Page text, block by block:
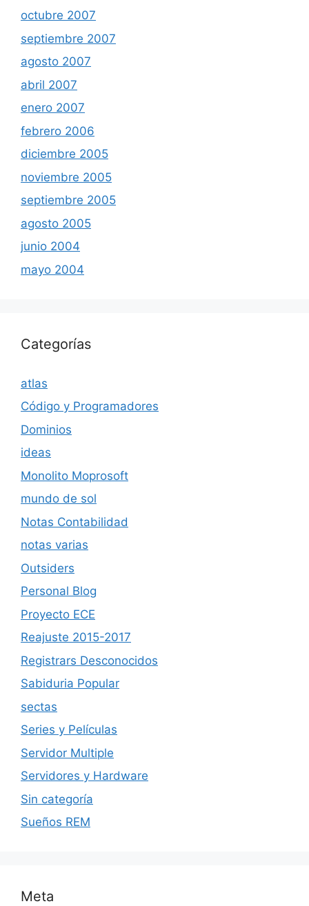
octubre 2007
septiembre 2007
agosto 2007
abril 2007
enero 2007
febrero 2006
diciembre 2005
noviembre 2005
septiembre 2005
agosto 2005
junio 2004
mayo 2004
Categorías
atlas
Código y Programadores
Dominios
ideas
Monolito Moprosoft
mundo de sol
Notas Contabilidad
notas varias
Outsiders
Personal Blog
Proyecto ECE
Reajuste 2015-2017
Registrars Desconocidos
Sabiduria Popular
sectas
Series y Películas
Servidor Multiple
Servidores y Hardware
Sin categoría
Sueños REM
Meta